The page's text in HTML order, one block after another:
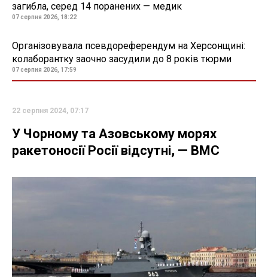
загибла, серед 14 поранених — медик
07 серпня 2026, 18:22
Організовувала псевдореферендум на Херсонщині:
колаборантку заочно засудили до 8 років тюрми
07 серпня 2026, 17:59
22 серпня 2024, 07:17
У Чорному та Азовському морях
ракетоносії Росії відсутні, — ВМС